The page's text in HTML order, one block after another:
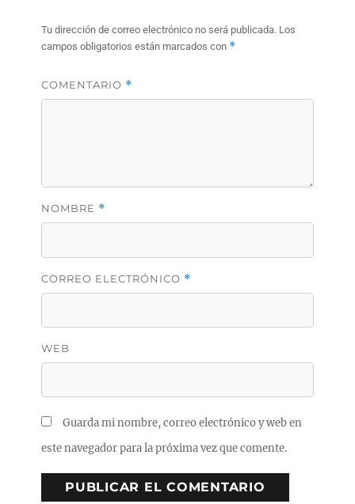
Tu dirección de correo electrónico no será publicada. Los
campos obligatorios están marcados con *
COMENTARIO *
NOMBRE *
CORREO ELECTRÓNICO *
WEB
Guarda mi nombre, correo electrónico y web en
este navegador para la próxima vez que comente.